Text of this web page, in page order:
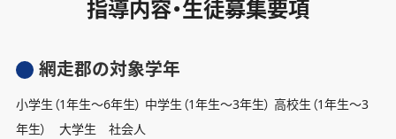
指導内容・生徒募集要項
網走郡の対象学年
小学生（1年生〜6年生） 中学生（1年生〜3年生） 高校生（1年生〜3
年生） 大学生 社会人